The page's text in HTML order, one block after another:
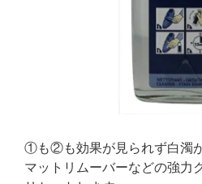
①も②も効果が見られず白濁
マットリムーバーなどの強力